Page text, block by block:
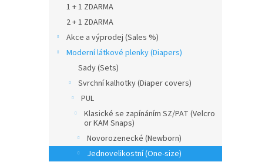
1 + 1 ZDARMA
2 + 1 ZDARMA
Akce a výprodej (Sales %)
Moderní látkové plenky (Diapers)
Sady (Sets)
Svrchní kalhotky (Diaper covers)
PUL
Klasické se zapínáním SZ/PAT (Velcro
or KAM Snaps)
Novorozenecké (Newborn)
Jednovelikostní (One-size)